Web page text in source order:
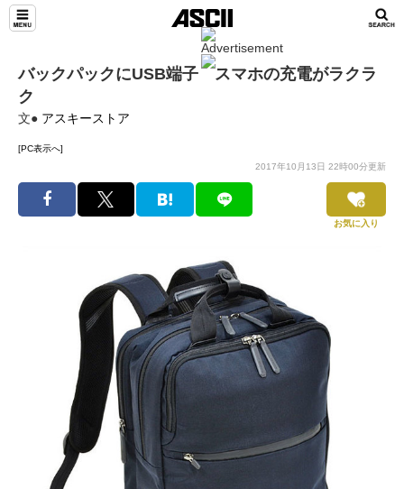
バックパックにUSB端子 スマホの充電がラクラ
ク
文● アスキーストア
[PC表示へ]
2017年10月13日 22時00分更新
お気に入り